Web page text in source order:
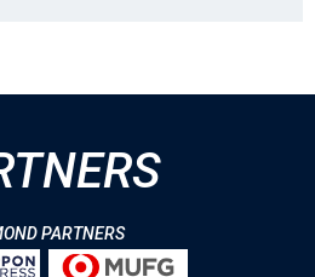
PARTNERS